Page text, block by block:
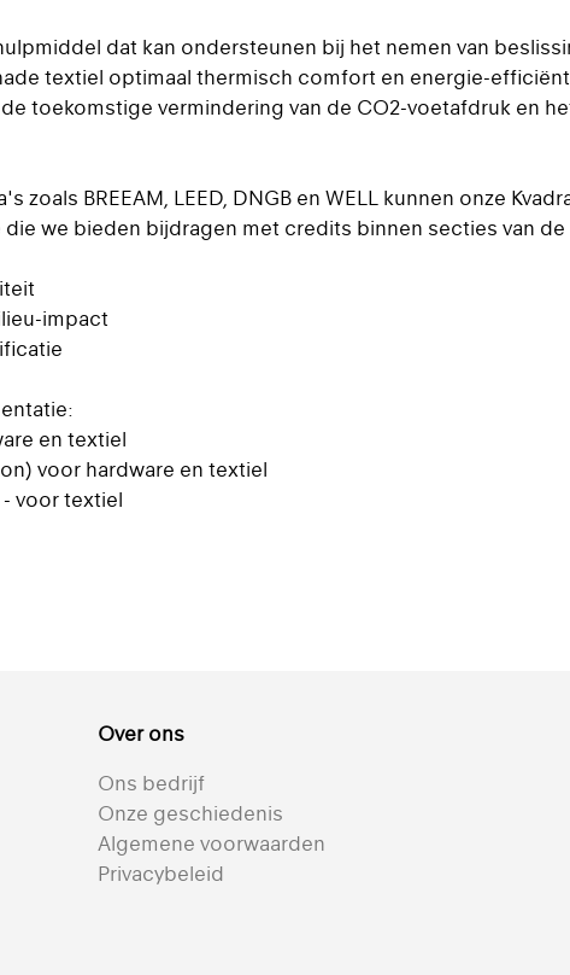
dat kan ondersteunen bij het nemen van
textiel optimaal thermisch comfort en energie-
toekomstige vermindering van de CO2-voetafdruk en
zoals BREEAM, LEED, DNGB en WELL kunnen onze
we bieden bijdragen met credits binnen secties van de
impact
en textiel
voor hardware en textiel
voor textiel
Over ons
Ons bedrijf
Onze geschiedenis
Algemene voorwaarden
Privacybeleid